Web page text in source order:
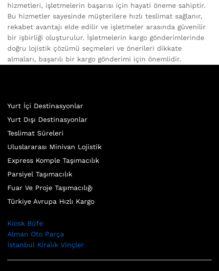
hizmetleri, işletmelerin başarısı için hayati öneme sahiptir.
Bu hizmetler sayesinde müşterilere hızlı teslimat sağlanır,
rekabet avantajı elde edilir ve işletmeler arasında güvenilir
bir işbirliği oluşturulur. İşletmelerin kargo gönderimlerinde
doğru lojistik çözümü seçmeleri ve önerileri dikkate
almaları, başarılı bir kargo gönderimi için önemlidir.
Yurt İçi Destinasyonlar
Yurt Dışı Destinasyonlar
Teslimat Süreleri
Uluslararası Minivan Lojistik
Express Komple Taşımacılık
Parsiyel Taşımacılık
Fuar Ve Proje Taşımacılığı
Türkiye Avrupa Hızlı Kargo
Kiosk Büfe
Alman Oto Parça
İstanbul Kiralık Vinçler